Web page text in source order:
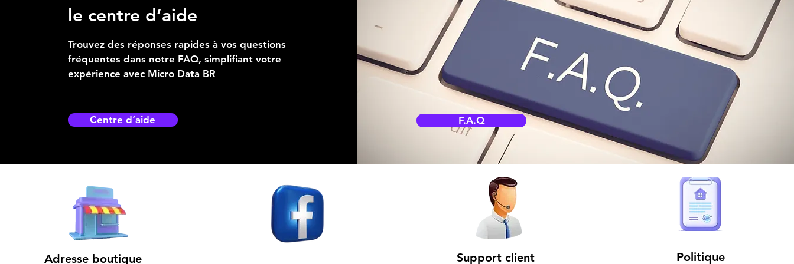
le centre d’aide
Trouvez des réponses rapides à vos questions
fréquentes dans notre FAQ, simplifiant votre
expérience avec Micro Data BR
Centre d’aide F.A.Q
Adresse boutique Support client Politique